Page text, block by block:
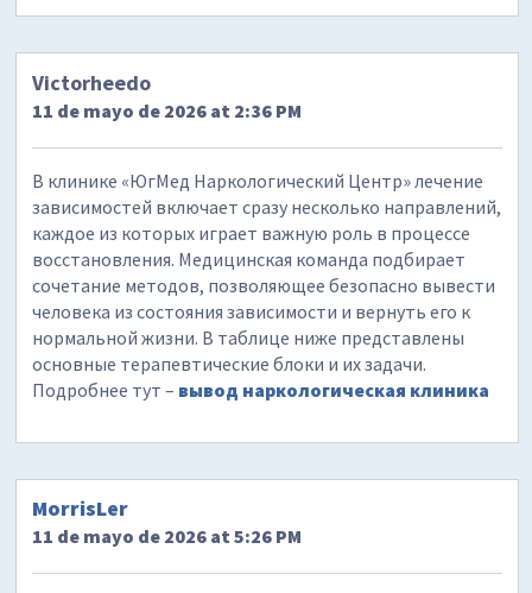
Victorheedo
11 de mayo de 2026 at 2:36 PM
В клинике «ЮгМед Наркологический Центр» лечение
зависимостей включает сразу несколько направлений,
каждое из которых играет важную роль в процессе
восстановления. Медицинская команда подбирает
сочетание методов, позволяющее безопасно вывести
человека из состояния зависимости и вернуть его к
нормальной жизни. В таблице ниже представлены
основные терапевтические блоки и их задачи.
Подробнее тут – вывод наркологическая клиника
MorrisLer
11 de mayo de 2026 at 5:26 PM